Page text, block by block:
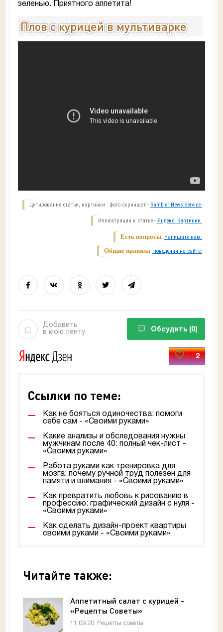
зеленью. Приятного аппетита!
Плов с курицей в мультиварке
Цитирование статьи, картинки - фото скриншот - Rambler News Service.
Иллюстрация к статье - Яндекс. Картинки.
Есть вопросы. Напишите нам.
Общие правила поведения на сайте.
Добавить
в мою ленту
Обсудить (0)
2
Ссылки по теме:
Как не бояться одиночества: помоги
себе сам - «Своими руками»
Какие анализы и обследования нужны
мужчинам после 40: полный чек-лист -
«Своими руками»
Работа руками как тренировка для
мозга: почему ручной труд полезен для
памяти и внимания - «Своими руками»
Как превратить любовь к рисованию в
профессию: графический дизайн с нуля -
«Своими руками»
Как сделать дизайн-проект квартиры
своими руками - «Своими руками»
Читайте также:
Аппетитный салат с курицей -
«Рецепты Советы»
11.09.20, Рецепты советы